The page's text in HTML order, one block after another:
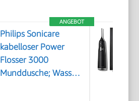
ANGEBOT
Philips Sonicare
kabelloser Power
Flosser 3000
Munddusche; Wasser-